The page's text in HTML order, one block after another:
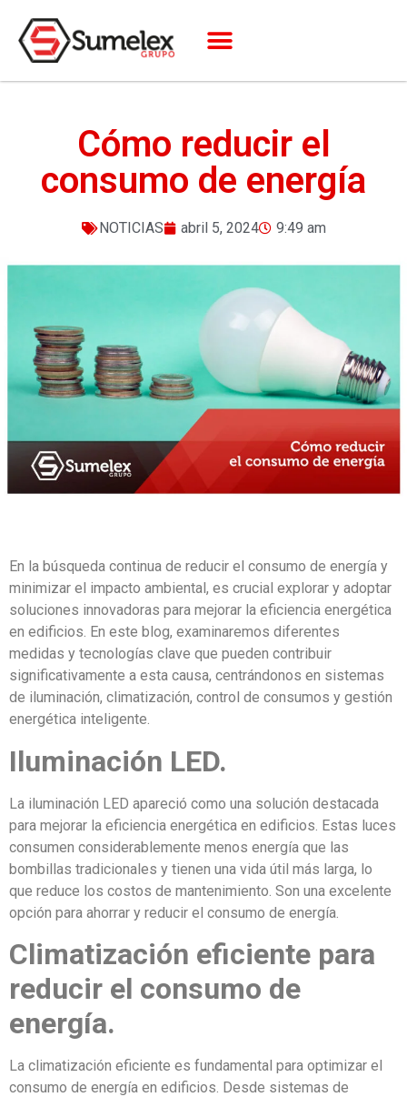
Cómo reducir el
consumo de energía
NOTICIAS abril 5, 2024 9:49 am
En la búsqueda continua de reducir el consumo de energía y
minimizar el impacto ambiental, es crucial explorar y adoptar
soluciones innovadoras para mejorar la eficiencia energética
en edificios. En este blog, examinaremos diferentes
medidas y tecnologías clave que pueden contribuir
significativamente a esta causa, centrándonos en sistemas
de iluminación, climatización, control de consumos y gestión
energética inteligente.
Iluminación LED.
La iluminación LED apareció como una solución destacada
para mejorar la eficiencia energética en edificios. Estas luces
consumen considerablemente menos energía que las
bombillas tradicionales y tienen una vida útil más larga, lo
que reduce los costos de mantenimiento. Son una excelente
opción para ahorrar y reducir el consumo de energía.
Climatización eficiente para
reducir el consumo de
energía.
La climatización eficiente es fundamental para optimizar el
consumo de energía en edificios. Desde sistemas de